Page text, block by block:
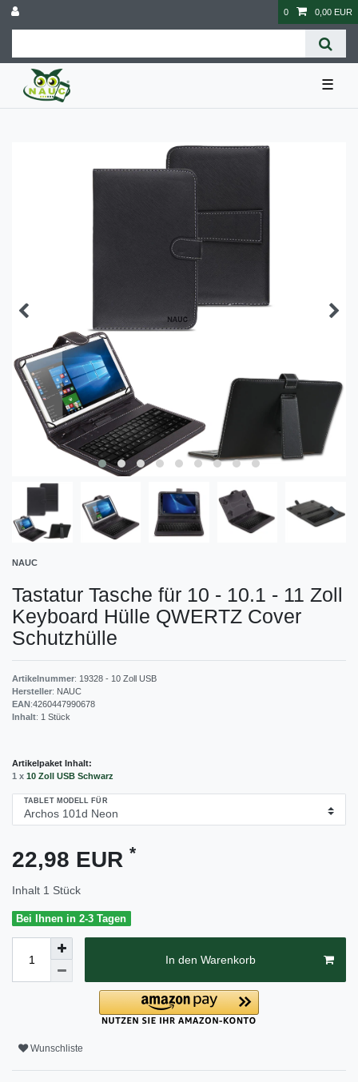
0 0,00 EUR
☰
NAUC
Tastatur Tasche für 10 - 10.1 - 11 Zoll
Keyboard Hülle QWERTZ Cover
Schutzhülle
Artikelnummer: 19328 - 10 Zoll USB
Hersteller: NAUC
EAN:4260447990678
Inhalt: 1 Stück
Artikelpaket Inhalt:
1 x 10 Zoll USB Schwarz
TABLET MODELL FÜR
22,98 EUR *
Inhalt 1 Stück
Bei Ihnen in 2-3 Tagen
In den Warenkorb
Wunschliste